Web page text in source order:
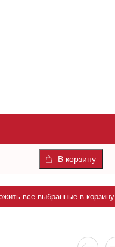
В корзину
все выбранные в корзину